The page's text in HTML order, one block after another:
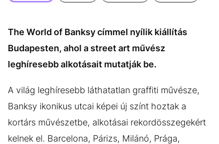
KÖZÉLET UTAZÁS
BESZÉLGETÉSEK ARCOK
VIDEÓ TÖRTÉNETEK
The World of Banksy címmel nyílik kiállítás
Budapesten, ahol a street art művész
leghíresebb alkotásait mutatják be.
A világ leghíresebb láthatatlan graffiti művésze,
Banksy ikonikus utcai képei új színt hoztak a
kortárs művészetbe, alkotásai rekordösszegekért
kelnek el. Barcelona, Párizs, Milánó, Prága,